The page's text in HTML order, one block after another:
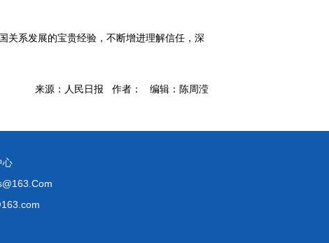
关系发展的宝贵经验，不断增进理解信任，深
来源：人民日报 作者： 编辑：陈周滢
心